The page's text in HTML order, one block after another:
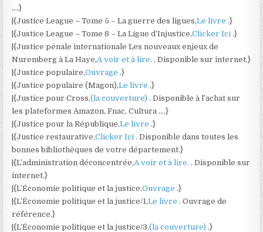
….}
|{Justice League – Tome 5 – La guerre des ligues,Le livre .}
|{Justice League – Tome 8 – La Ligue d’Injustice,Clicker Ici .}
|{Justice pénale internationale Les nouveaux enjeux de
Nuremberg à La Haye,A voir et à lire. . Disponible sur internet.}
|{Justice populaire,Ouvrage .}
|{Justice populaire (Magon),Le livre .}
|{Justice pour Cross,(la couverture) . Disponible à l’achat sur
les plateformes Amazon, Fnac, Cultura ….}
|{Justice pour la République,Le livre .}
|{Justice restaurative,Clicker Ici . Disponible dans toutes les
bonnes bibliothèques de votre département.}
|{L’administration déconcentrée,A voir et à lire. . Disponible sur
internet.}
|{L’Économie politique et la justice,Ouvrage .}
|{L’Économie politique et la justice/1,Le livre . Ouvrage de
référence.}
|{L’Économie politique et la justice/3,(la couverture) .}